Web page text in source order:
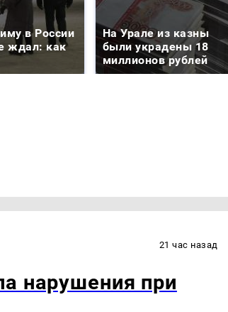
в России
ждал: как
На Урале из казны
были украдены 18
миллионов рублей
21 час назад
нарушения при